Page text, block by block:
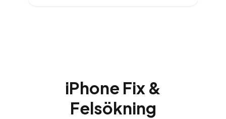
iPhone Fix &
Felsökning